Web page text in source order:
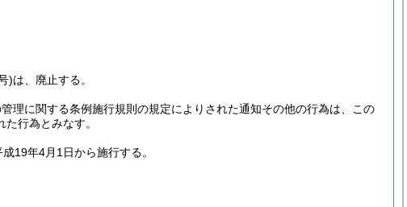
)は、廃止する。
理に関する条例施行規則の規定によりされた通知その他の行為は、この
行為とみなす。
19年4月1日から施行する。